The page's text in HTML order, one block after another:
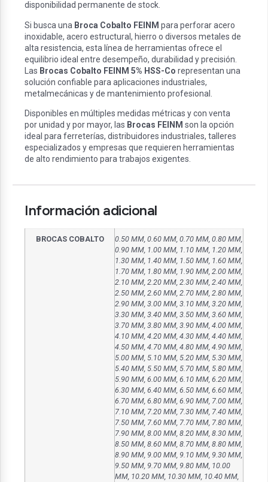
disponibilidad permanente de stock.
Si busca una Broca Cobalto FEINM para perforar acero
inoxidable, acero estructural, hierro o diversos metales de
alta resistencia, esta línea de herramientas ofrece el
equilibrio ideal entre desempeño, durabilidad y precisión.
Las Brocas Cobalto FEINM 5% HSS-Co representan una
solución confiable para aplicaciones industriales,
metalmecánicas y de mantenimiento profesional.
Disponibles en múltiples medidas métricas y con venta
por unidad y por mayor, las Brocas FEINM son la opción
ideal para ferreterías, distribuidores industriales, talleres
especializados y empresas que requieren herramientas
de alto rendimiento para trabajos exigentes.
Información adicional
BROCAS COBALTO
0.50 MM, 0.60 MM, 0.70 MM, 0.80 MM,
0.90 MM, 1.00 MM, 1.10 MM, 1.20 MM,
1.30 MM, 1.40 MM, 1.50 MM, 1.60 MM,
1.70 MM, 1.80 MM, 1.90 MM, 2.00 MM,
2.10 MM, 2.20 MM, 2.30 MM, 2.40 MM,
2.50 MM, 2.60 MM, 2.70 MM, 2.80 MM,
2.90 MM, 3.00 MM, 3.10 MM, 3.20 MM,
3.30 MM, 3.40 MM, 3.50 MM, 3.60 MM,
3.70 MM, 3.80 MM, 3.90 MM, 4.00 MM,
4.10 MM, 4.20 MM, 4.30 MM, 4.40 MM,
4.50 MM, 4.70 MM, 4.80 MM, 4.90 MM,
5.00 MM, 5.10 MM, 5.20 MM, 5.30 MM,
5.40 MM, 5.50 MM, 5.70 MM, 5.80 MM,
5.90 MM, 6.00 MM, 6.10 MM, 6.20 MM,
6.30 MM, 6.40 MM, 6.50 MM, 6.60 MM,
6.70 MM, 6.80 MM, 6.90 MM, 7.00 MM,
7.10 MM, 7.20 MM, 7.30 MM, 7.40 MM,
7.50 MM, 7.60 MM, 7.70 MM, 7.80 MM,
7.90 MM, 8.00 MM, 8.20 MM, 8.30 MM,
8.50 MM, 8.60 MM, 8.70 MM, 8.80 MM,
8.90 MM, 9.00 MM, 9.10 MM, 9.30 MM,
9.50 MM, 9.70 MM, 9.80 MM, 10.00
MM, 10.20 MM, 10.30 MM, 10.40 MM,